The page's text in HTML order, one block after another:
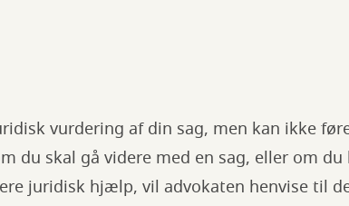
vurdering af din sag, men kan ikke
du skal gå videre med en sag, eller om du
juridisk hjælp, vil advokaten henvise til